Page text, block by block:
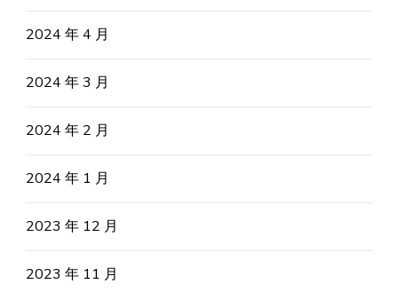
2024 年 4 月
2024 年 3 月
2024 年 2 月
2024 年 1 月
2023 年 12 月
2023 年 11 月